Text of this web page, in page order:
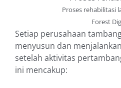
Proses rehabilitasi
Forest
Setiap perusahaan
menyusun dan menjalankan
setelah aktivitas
ini mencakup: